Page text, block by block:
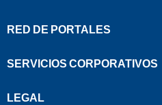
RED DE PORTALES
SERVICIOS CORPORATIVOS
LEGAL